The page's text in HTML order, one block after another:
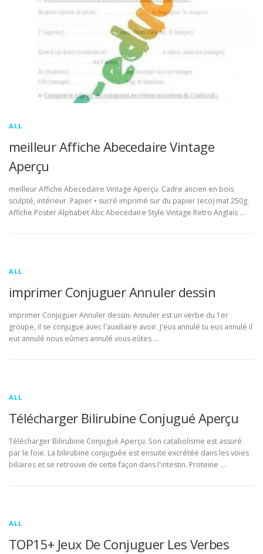
ALL
meilleur Affiche Abecedaire Vintage
Aperçu
meilleur Affiche Abecedaire Vintage Aperçu. Cadre ancien en bois
sculpté, intérieur. Papier • sucré imprimé sur du papier (eco) mat 250g.
Affiche Poster Alphabet Abc Abecedaire Style Vintage Retro Anglais …
ALL
imprimer Conjuguer Annuler dessin
imprimer Conjuguer Annuler dessin. Annuler est un verbe du 1er
groupe, il se conjugue avec l'auxiliaire avoir. J'eus annulé tu eus annulé il
eut annulé nous eûmes annulé vous eûtes …
ALL
Télécharger Bilirubine Conjugué Aperçu
Télécharger Bilirubine Conjugué Aperçu. Son catabolisme est assuré
par le foie. La bilirubine conjuguée est ensuite excrétée dans les voies
biliaires et se retrouve de cette façon dans l'intestin. Proteine …
ALL
TOP15+ Jeux De Conjuguer Les Verbes